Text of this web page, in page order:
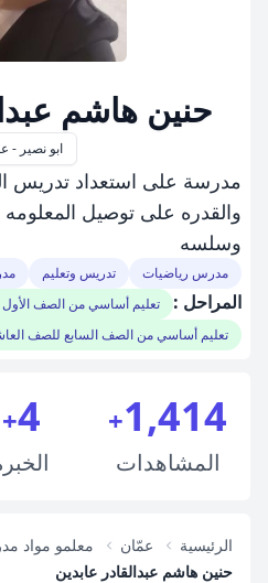
حنين هاشم
ابو نصير -
مدرسة على استعداد تدريس
والقدره على توصيل
وسلسه
مدرس رياضيات تدريس وتعليم
المراحل :
تعليم أساسي من الصف
تعليم أساسي من الصف السابع للصف
1,414
+
المشاهدات
4
+
الرئيسية عمّان معلمو مواد
حنين هاشم عبدالقادر عابدين